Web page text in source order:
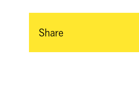
Share